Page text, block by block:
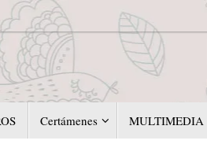
Certámenes MULTIMEDIA